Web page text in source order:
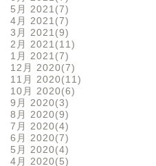
5月 2021
7
4月 2021
7
3月 2021
9
2月 2021
11
1月 2021
7
12月 2020 7
11月 2020 11
10月 2020 6
9月 2020 3
8月 2020 9
7月 2020 4
6月 2020 7
5月 2020 4
4月 2020 5